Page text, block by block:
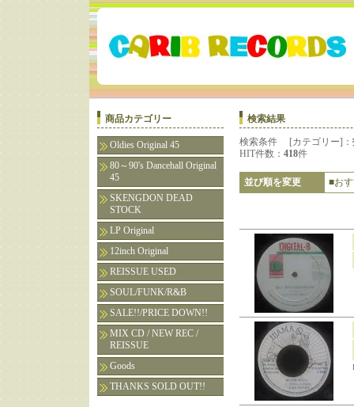
商品カテゴリー
Oldies Original 45
80～90's Dancehall Original
45
SKENGDON DEAD
STOCK
LP Original
12inch Original
REISSUE USED
SOUL/FUNK/R&B
SALE!!/PRICE DOWN!!
MIX CD / NEW REC /
REISSUE
Goods
THANKS SOLD OUT!!
検索結果
検索条件 [カテゴリー]：
HIT件数： 418件
並び順を変更 ■お